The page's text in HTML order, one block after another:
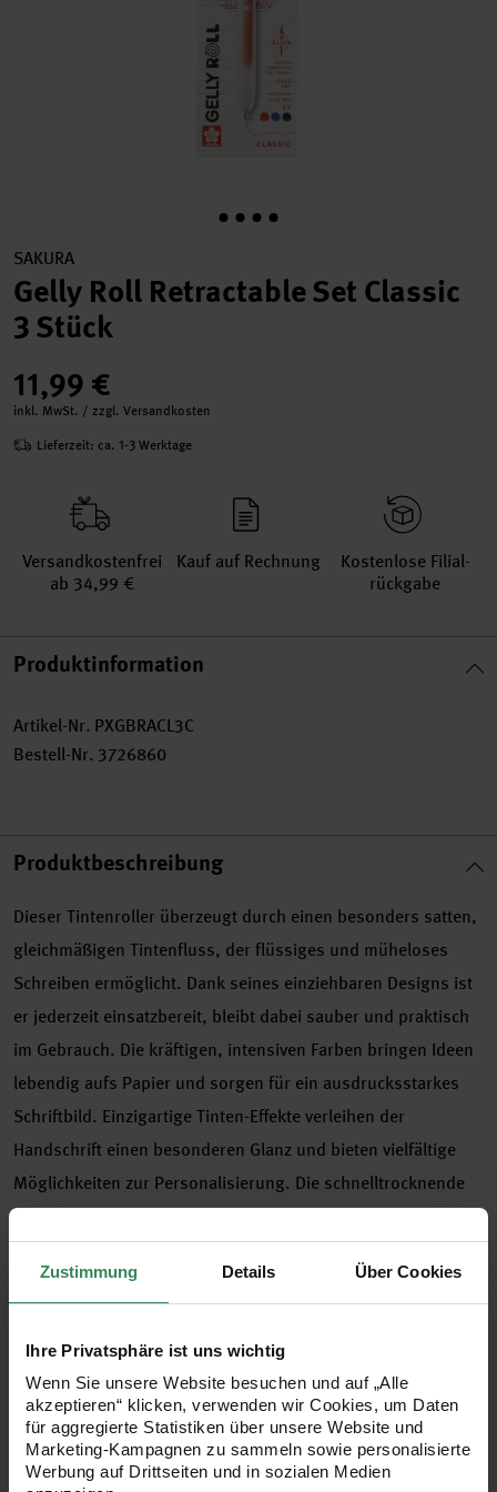
Zustimmung Details Über Cookies
Ihre Privatsphäre ist uns wichtig
Wenn Sie unsere Website besuchen und auf „Alle
akzeptieren“ klicken, verwenden wir Cookies, um Daten
für aggregierte Statistiken über unsere Website und
Marketing-Kampagnen zu sammeln sowie personalisierte
Werbung auf Drittseiten und in sozialen Medien
SAKURA
Gelly Roll Retractable Set Classic
3 Stück
11,99 €
inkl. MwSt. / zzgl. Versandkosten
Lieferzeit: ca. 1-3 Werktage
Versand­kosten­frei
ab 34,99 €
Kauf auf Rechnung
Kosten­lose Filial­
rückgabe
Produktinformation
Artikel-Nr. PXGBRACL3C
Bestell-Nr. 3726860
Produktbeschreibung
Dieser Tintenroller überzeugt durch einen besonders satten,
gleichmäßigen Tintenfluss, der flüssiges und müheloses
Schreiben ermöglicht. Dank seines einziehbaren Designs ist
er jederzeit einsatzbereit, bleibt dabei sauber und praktisch
im Gebrauch. Die kräftigen, intensiven Farben bringen Ideen
lebendig aufs Papier und sorgen für ein ausdrucksstarkes
Schriftbild. Einzigartige Tinten-Effekte verleihen der
Handschrift einen besonderen Glanz und bieten vielfältige
Möglichkeiten zur Personalisierung. Die schnelltrocknende
Tinte minimiert Verwischen und sorgt für ein sauberes
Schriftbild – ideal auch für Linkshänder. Alle Farben sind in
verschiedenen Setgrößen erhältlich, auch in der
- schnelltrocknend
- gleichmäßiger Tintenfluss